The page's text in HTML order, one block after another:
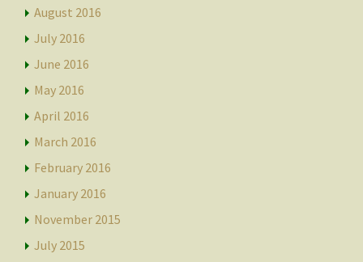
August 2016
July 2016
June 2016
May 2016
April 2016
March 2016
February 2016
January 2016
November 2015
July 2015